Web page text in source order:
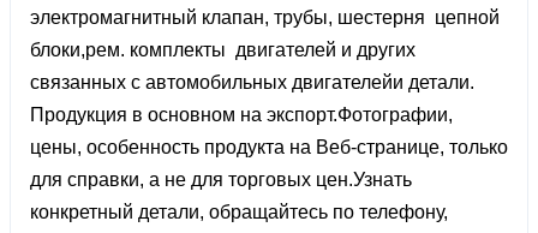
электромагнитный клапан, трубы, шестерня цепной
блоки,рем. комплекты двигателей и других
связанных с автомобильных двигателейи детали.
Продукция в основном на экспорт.Фотографии,
цены, особенность продукта на Веб-странице, только
для справки, а не для торговых цен.Узнать
конкретный детали, обращайтесь по телефону,